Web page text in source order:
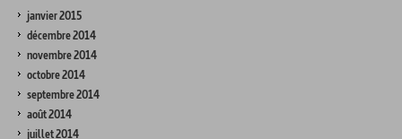
janvier 2015
décembre 2014
novembre 2014
octobre 2014
septembre 2014
août 2014
juillet 2014